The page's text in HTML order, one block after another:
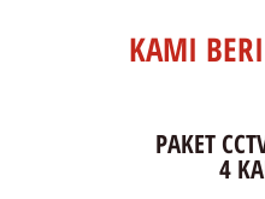
KAMI
PAKET
4